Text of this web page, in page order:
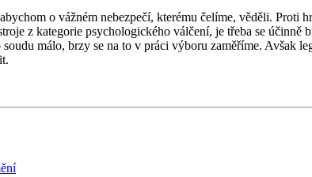
o vážném nebezpečí, kterému čelíme, věděli.
z kategorie psychologického válčení, je třeba se
málo, brzy se na to v práci výboru zaměříme. Avšak